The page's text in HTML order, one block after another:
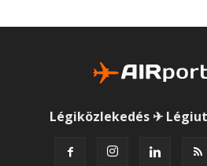
Légiközlekedés ✈